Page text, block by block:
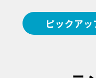
ピックア